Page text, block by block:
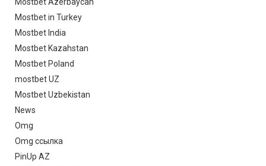
Mostbet Azerbaycan
Mostbet in Turkey
Mostbet India
Mostbet Kazahstan
Mostbet Poland
mostbet UZ
Mostbet Uzbekistan
News
Omg
Omg ссылка
PinUp AZ